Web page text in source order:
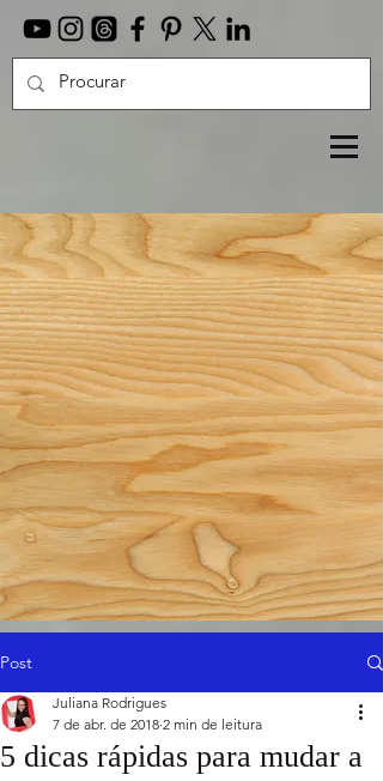
Post
5 dicas rápidas para mudar a
Juliana Rodrigues
7 de abr. de 2018 2 min de leitura